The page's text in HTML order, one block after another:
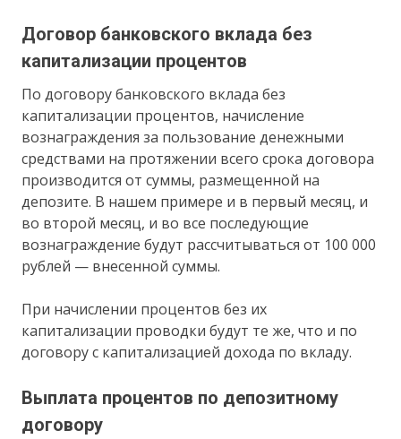
Договор банковского вклада без
капитализации процентов
По договору банковского вклада без
капитализации процентов, начисление
вознаграждения за пользование денежными
средствами на протяжении всего срока договора
производится от суммы, размещенной на
депозите. В нашем примере и в первый месяц, и
во второй месяц, и во все последующие
вознаграждение будут рассчитываться от 100 000
рублей — внесенной суммы.
При начислении процентов без их
капитализации проводки будут те же, что и по
договору с капитализацией дохода по вкладу.
Выплата процентов по депозитному
договору